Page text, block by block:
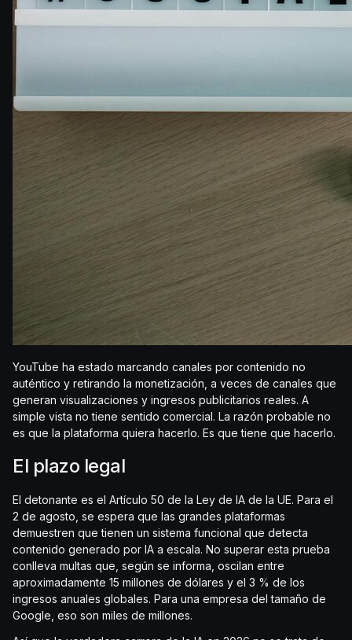
YouTube ha estado marcando canales por contenido no
auténtico y retirando la monetización, a veces de canales que
generan visualizaciones y ingresos publicitarios reales. A
simple vista no tiene sentido comercial. La razón probable no
es que la plataforma quiera hacerlo. Es que tiene que hacerlo.
El plazo legal
El detonante es el Artículo 50 de la Ley de IA de la UE. Para el
2 de agosto, se espera que las grandes plataformas
demuestren que tienen un sistema funcional que detecta
contenido generado por IA a escala. No superar esta prueba
conlleva multas que, según se informa, oscilan entre
aproximadamente 15 millones de dólares y el 3 % de los
ingresos anuales globales. Para una empresa del tamaño de
Google, eso son miles de millones.